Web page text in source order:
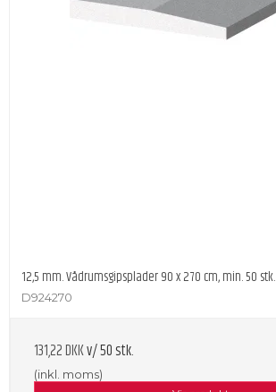
12,5 mm. Vådrumsgipsplader 90 x 270 cm, min. 50 stk.
D924270
131,22 DKKv/ 50 stk.
(inkl. moms)